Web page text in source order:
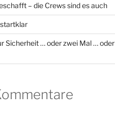
– die Crews sind es auch
Sicherheit … oder zwei Mal … oder